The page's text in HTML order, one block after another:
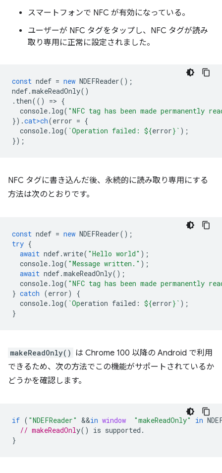
スマートフォンで NFC が有効になっている。
ユーザーが NFC タグをタップし、NFC タグが読み
取り専用に正常に設定されました。
const ndef = new NDEFReader();
ndef.makeReadOnly()
. then(() => {
console. log( "NFC tag has been made permanently
}).cat>ch(error = {
console. log( `Operation failed: ${error} ` );
});
NFC タグに書き込んだ後、永続的に読み取り専用にする
方法は次のとおりです。
const ndef = new NDEFReader();
try {
await ndef.write( "Hello world" );
console. log( "Message written." );
await ndef.makeReadOnly();
console. log( "NFC tag has been made
} catch (error)
{
console. log( `Operation failed: ${error} ` );
}
makeReadOnly() は Chrome 100 以降の Android で利用
できるため、次の方法でこの機能がサポートされているか
どうかを確認します。
if ( "NDEFReader" &&in window "makeReadOnly" in
// makeReadOnl
}